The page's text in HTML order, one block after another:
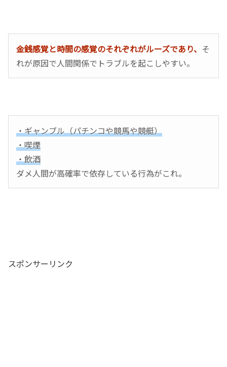
金銭感覚と時間の感覚のそれぞれがルーズであり、 そ
れが原因で人間関係でトラブルを起こしやすい。
・ギャンブル（パチンコや競馬や競艇）
・喫煙
・飲酒
ダメ人間が高確率で依存している行為がこれ。
スポンサーリンク